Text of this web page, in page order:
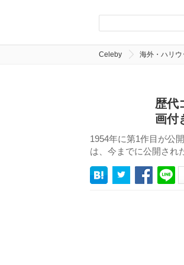
Celeby 海外・ハリウ
歴代
画付
1954年に第1作目が公
は、今までに公開され